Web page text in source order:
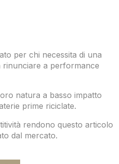
per chi necessita di una
rinunciare a performance
natura a basso impatto
prime riciclate.
rendono questo articolo
dal mercato.